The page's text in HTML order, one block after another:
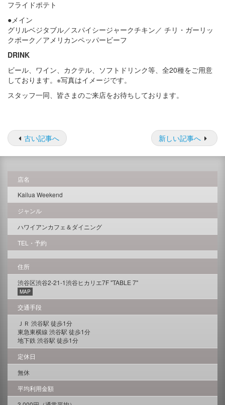
フライドポテト
●メイン
グリルベジタブル／スパイシージャークチキン／ チリ・ガーリッ
クポーク／アメリカンペッパービーフ
DRINK
ビール、ワイン、カクテル、ソフトドリンク等、全20種をご用意
しております。※写真はイメージです。
スタッフ一同、皆さまのご来店をお待ちしております。
古い記事へ 新しい記事へ
店名
Kailua Weekend
ジャンル
ハワイアンカフェ＆ダイニング
TEL・予約
住所
渋谷区渋谷2-21-1渋谷ヒカリエ7F "TABLE 7"
MAP
交通手段
ＪＲ 渋谷駅 徒歩1分
東急東横線 渋谷駅 徒歩1分
地下鉄 渋谷駅 徒歩1分
定休日
無休
平均利用金額